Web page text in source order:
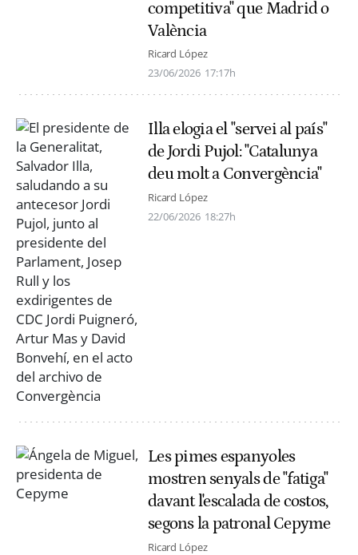
competitiva" que Madrid o
València
Ricard López
23/06/2026 17:17h
Illa elogia el "servei al país"
de Jordi Pujol: "Catalunya
deu molt a Convergència"
Ricard López
22/06/2026 18:27h
Les pimes espanyoles
mostren senyals de "fatiga"
davant l'escalada de costos,
segons la patronal Cepyme
Ricard López